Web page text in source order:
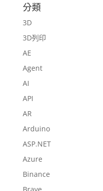
分類
3D
3D列印
AE
Agent
AI
API
AR
Arduino
ASP.NET
Azure
Binance